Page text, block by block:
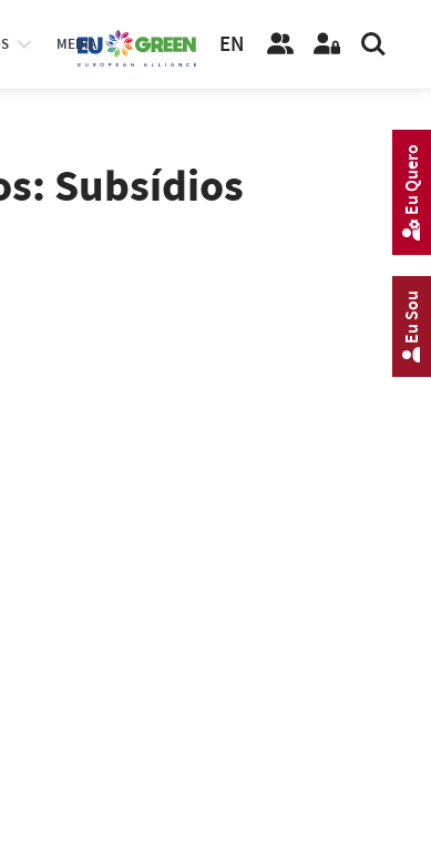
MEDIA EN
Subsídios
Eu Sou
Eu Quero